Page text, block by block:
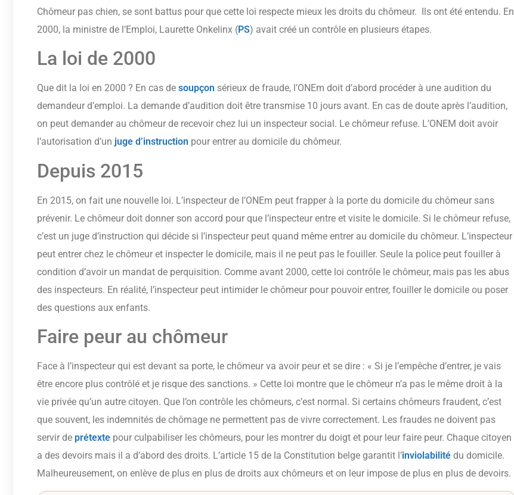
Chômeur pas chien, se sont battus pour que cette loi respecte mieux les droits du chômeur. Ils ont été entendu. En
2000, la ministre de l’Emploi, Laurette Onkelinx (PS) avait créé un contrôle en plusieurs étapes.
La loi de 2000
Que dit la loi en 2000 ? En cas de soupçon sérieux de fraude, l’ONEm doit d’abord procéder à une audition du
demandeur d’emploi. La demande d’audition doit être transmise 10 jours avant. En cas de doute après l’audition,
on peut demander au chômeur de recevoir chez lui un inspecteur social. Le chômeur refuse. L’ONEM doit avoir
l’autorisation d’un juge d’instruction pour entrer au domicile du chômeur.
Depuis 2015
En 2015, on fait une nouvelle loi. L’inspecteur de l’ONEm peut frapper à la porte du domicile du chômeur sans
prévenir. Le chômeur doit donner son accord pour que l’inspecteur entre et visite le domicile. Si le chômeur refuse,
c’est un juge d’instruction qui décide si l’inspecteur peut quand même entrer au domicile du chômeur. L’inspecteur
peut entrer chez le chômeur et inspecter le domicile, mais il ne peut pas le fouiller. Seule la police peut fouiller à
condition d’avoir un mandat de perquisition. Comme avant 2000, cette loi contrôle le chômeur, mais pas les abus
des inspecteurs. En réalité, l’inspecteur peut intimider le chômeur pour pouvoir entrer, fouiller le domicile ou poser
des questions aux enfants.
Faire peur au chômeur
Face à l’inspecteur qui est devant sa porte, le chômeur va avoir peur et se dire : « Si je l’empêche d’entrer, je vais
être encore plus contrôlé et je risque des sanctions. » Cette loi montre que le chômeur n’a pas le même droit à la
vie privée qu’un autre citoyen. Que l’on contrôle les chômeurs, c’est normal. Si certains chômeurs fraudent, c’est
que souvent, les indemnités de chômage ne permettent pas de vivre correctement. Les fraudes ne doivent pas
servir de prétexte pour culpabiliser les chômeurs, pour les montrer du doigt et pour leur faire peur. Chaque citoyen
a des devoirs mais il a d’abord des droits. L’article 15 de la Constitution belge garantit l’inviolabilité du domicile.
Malheureusement, on enlève de plus en plus de droits aux chômeurs et on leur impose de plus en plus de devoirs.